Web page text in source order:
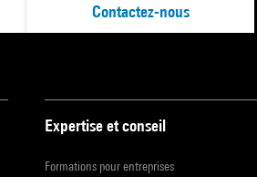
Contactez-nous
Expertise et conseil
Formations pour entreprises